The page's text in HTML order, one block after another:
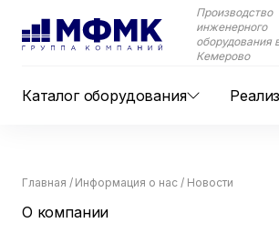
Производство
инженерного
оборудования
Кемерово
Каталог оборудования
Главная / Информация о нас / Новости
О компании